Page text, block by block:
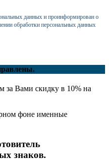
данных и проинформирован о
обработки персональных данных
за Вами скидку в 10% на
знаков.